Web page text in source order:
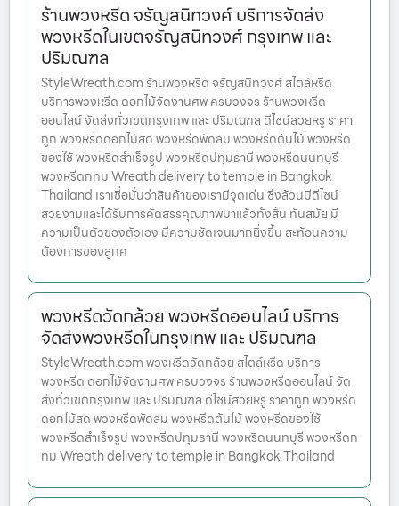
ร้านพวงหรีด จรัญสนิทวงศ์ บริการจัดส่ง
พวงหรีดในเขตจรัญสนิทวงศ์ กรุงเทพ และ
ปริมณฑล
StyleWreath.com ร้านพวงหรีด จรัญสนิทวงศ์ สไตล์หรีด
บริการพวงหรีด ดอกไม้จัดงานศพ ครบวงจร ร้านพวงหรีด
ออนไลน์ จัดส่งทั่วเขตกรุงเทพ และ ปริมณฑล ดีไซน์สวยหรู ราคา
ถูก พวงหรีดดอกไม้สด พวงหรีดพัดลม พวงหรีดต้นไม้ พวงหรีด
ของใช้ พวงหรีดสำเร็จรูป พวงหรีดปทุมธานี พวงหรีดนนทบุรี
พวงหรีดกทม Wreath delivery to temple in Bangkok
Thailand เราเชื่อมั่นว่าสินค้าของเรามีจุดเด่น ซึ่งล้วนมีดีไซน์
สวยงามและได้รับการคัดสรรคุณภาพมาแล้วทั้งสิ้น ทันสมัย มี
ความเป็นตัวของตัวเอง มีความชัดเจนมากยิ่งขึ้น สะท้อนความ
ต้องการของลูกค
พวงหรีดวัดกล้วย พวงหรีดออนไลน์ บริการ
จัดส่งพวงหรีดในกรุงเทพ และ ปริมณฑล
StyleWreath.com พวงหรีดวัดกล้วย สไตล์หรีด บริการ
พวงหรีด ดอกไม้จัดงานศพ ครบวงจร ร้านพวงหรีดออนไลน์ จัด
ส่งทั่วเขตกรุงเทพ และ ปริมณฑล ดีไซน์สวยหรู ราคาถูก พวงหรีด
ดอกไม้สด พวงหรีดพัดลม พวงหรีดต้นไม้ พวงหรีดของใช้
พวงหรีดสำเร็จรูป พวงหรีดปทุมธานี พวงหรีดนนทบุรี พวงหรีดก
ทม Wreath delivery to temple in Bangkok Thailand